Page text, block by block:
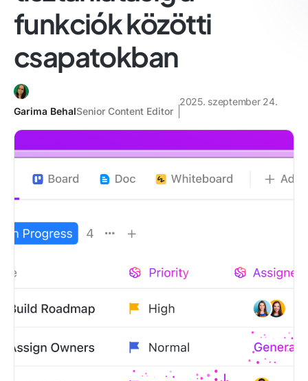
funkciók közötti
csapatokban
Garima BehalSenior Content Editor
2025. szeptember 24.